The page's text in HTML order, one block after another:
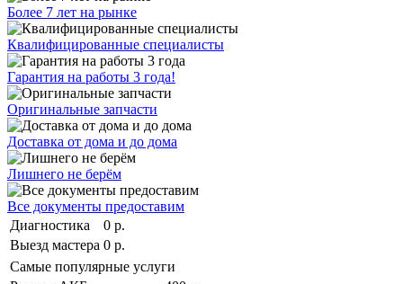
Более 7 лет на рынке
Квалифицированные специалисты
Гарантия на работы 3 года!
Оригинальные запчасти
Доставка от дома и до дома
Лишнего не берём
Все документы предоставим
Диагностика
0 р.
Выезд мастера 0 р.
Самые популярные услуги